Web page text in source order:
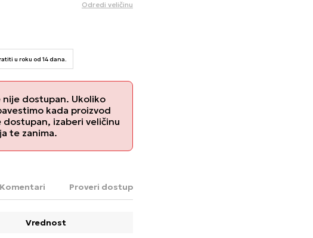
Odredi veličinu
u roku od 14 dana.
nije dostupan. Ukoliko
kada proizvod
dostupan, izaberi veličinu
te zanima.
Komentari Proveri dostupnost u radnjama
Vrednost